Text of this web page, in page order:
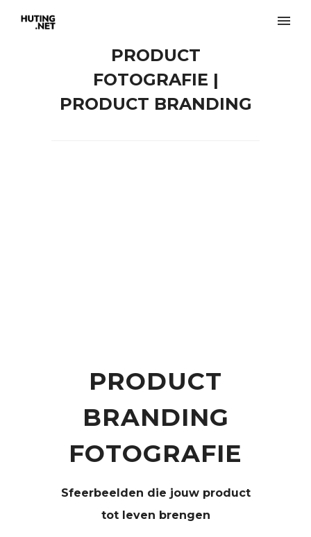
PRODUCT
FOTOGRAFIE |
PRODUCT BRANDING
PRODUCT
BRANDING
FOTOGRAFIE
Sfeerbeelden die jouw product
tot leven brengen